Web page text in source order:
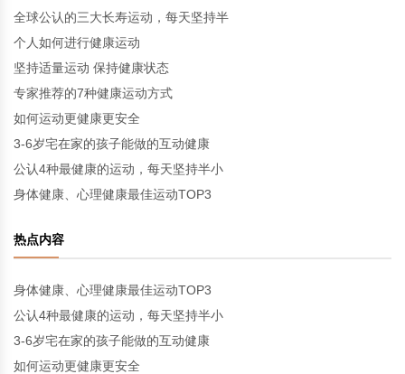
全球公认的三大长寿运动，每天坚持半
个人如何进行健康运动
坚持适量运动 保持健康状态
专家推荐的7种健康运动方式
如何运动更健康更安全
3-6岁宅在家的孩子能做的互动健康
公认4种最健康的运动，每天坚持半小
身体健康、心理健康最佳运动TOP3
热点内容
身体健康、心理健康最佳运动TOP3
公认4种最健康的运动，每天坚持半小
3-6岁宅在家的孩子能做的互动健康
如何运动更健康更安全